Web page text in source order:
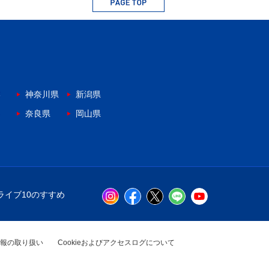
神奈川県
新潟県
奈良県
岡山県
イブ10のすすめ
の取り扱い
Cookieおよびアクセスログについて